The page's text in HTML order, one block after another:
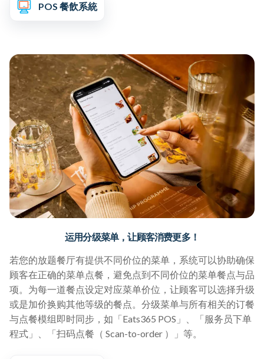
POS 餐飲系統
运用分级菜单，让顾客消费更多！
若您的放题餐厅有提供不同价位的菜单，系统可以协助确保
顾客在正确的菜单点餐，避免点到不同价位的菜单餐点与品
项。为每一道餐点设定对应菜单价位，让顾客可以选择升级
或是加价换购其他等级的餐点。分级菜单与所有相关的订餐
与点餐模组即时同步，如「Eats365 POS」、「服务员下单
程式」、「扫码点餐（ Scan-to-order ）」等。